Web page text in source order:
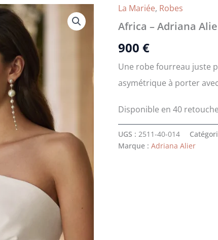
La Mariée, Robes
Africa – Adriana
900 €
Une robe fourreau juste
asymétrique à porter
Disponible en 40
UGS : 2511-40-014
Marque : Adriana Alier